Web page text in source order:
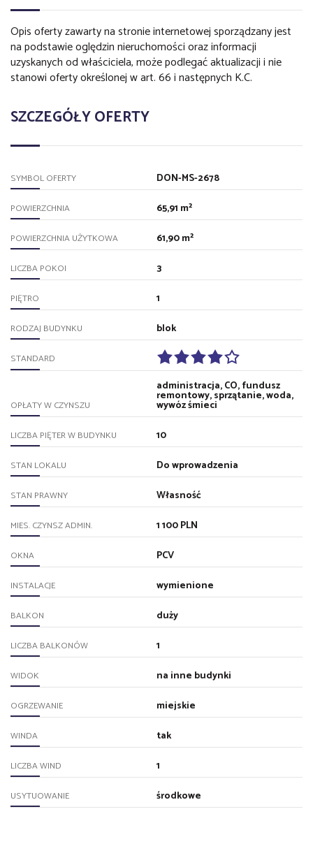
Opis oferty zawarty na stronie internetowej sporządzany jest
na podstawie oględzin nieruchomości oraz informacji
uzyskanych od właściciela, może podlegać aktualizacji i nie
stanowi oferty określonej w art. 66 i następnych K.C.
SZCZEGÓŁY OFERTY
SYMBOL OFERTY DON-MS-2678
POWIERZCHNIA 65,91 m²
POWIERZCHNIA UŻYTKOWA 61,90 m²
LICZBA POKOI 3
PIĘTRO 1
RODZAJ BUDYNKU blok
STANDARD
OPŁATY W CZYNSZU
administracja, CO, fundusz
remontowy, sprzątanie, woda,
wywóz śmieci
LICZBA PIĘTER W BUDYNKU 10
STAN LOKALU Do wprowadzenia
STAN PRAWNY Własność
MIES. CZYNSZ ADMIN. 1 100 PLN
OKNA PCV
INSTALACJE wymienione
BALKON duży
LICZBA BALKONÓW 1
WIDOK na inne budynki
OGRZEWANIE miejskie
WINDA tak
LICZBA WIND 1
USYTUOWANIE środkowe